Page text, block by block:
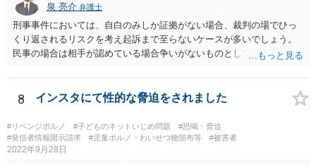
の親が浮気してるって聞いた」「間違った」というメールが送信され
た状況は、プライバシー権侵害とはならないでしょう。
泉 亮介 弁護士
刑事事件においては、自白のみしか証拠がない場合、裁判の場でひっ
くり返されるリスクを考え起訴まで至らないケースが多いでしょう。
民事の場合は相手が認めている場合争いがないものとして請求が認め
す。
8 インスタにて性的な脅迫をされました
#リベンジポルノ #子どものネットいじめ問題
#恐喝・脅迫
#発信者情報開示請求
#児童ポルノ・わいせつ物頒布等 #被害者
2022年9月28日